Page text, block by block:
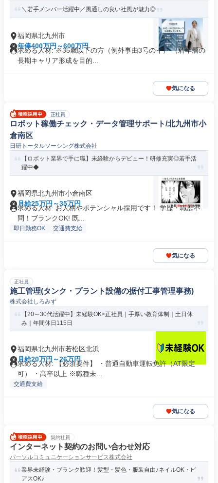
＼若手メンバー活躍中／風通しの良い社風が魅力◎
福岡県北九州市
年俸400万円～600万円
求める人材: ※35歳以下の方（例外事由3号のイ） （若年層の
長期キャリア形成を目的...
気になる
正社員
ロボット稼働チェック・データ管理サポート/北九州市小
倉南区
日研トータルソーシング株式会社
【ロボット業界で手に職】未経験からデビュー！研修充実◎若手活
躍中◆
福岡県北九州市小倉南区
月給25万円～35万円
求める人材: お人柄やポテンシャル採用です！ 学歴・職歴不
問！ブランクOK! 既...
即日勤務OK 交通費支給
気になる
正社員
施工管理(タンク・プラント設備の据付工事管理事務)
株式会社しろみず
【20～30代活躍中】未経験OK×正社員｜手厚い教育体制｜土日休
み｜年間休日115日
福岡県北九州市若松区北浜
月給20万円～26万円
求める人材: 【必須要件】 ・普通自動車運転免許（AT限定
可） ・高卒以上 ※職種未...
交通費支給
気になる
契約社員
インターネット契約のお問い合わせ対応
パーソルコミュニケーションサービス株式会社
業界未経験・ブランク歓迎！髪型・髪色・服装自由♪ネイルOK・ピ
アスOK♪